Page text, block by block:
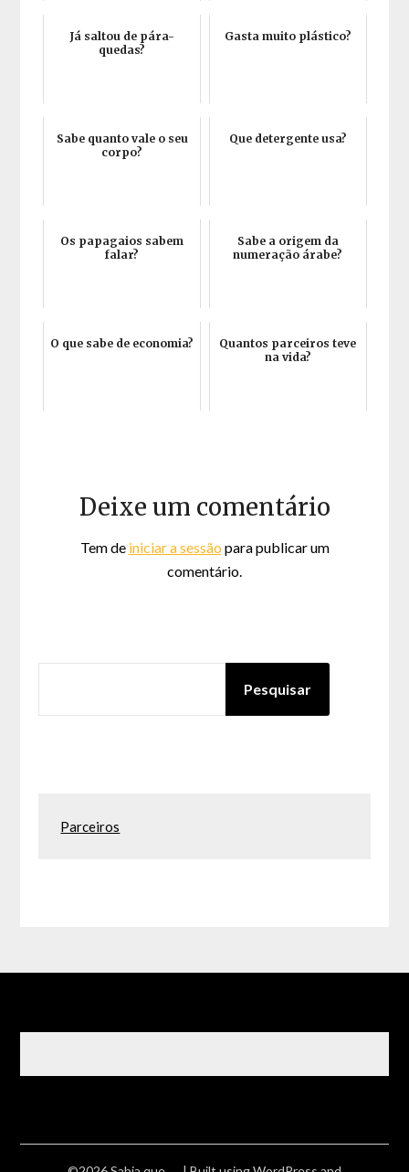
Já saltou de pára-
quedas?
Gasta muito plástico?
Sabe quanto vale o seu
corpo?
Que detergente usa?
Os papagaios sabem
falar?
Sabe a origem da
numeração árabe?
O que sabe de economia?
Quantos parceiros teve
na vida?
Deixe um comentário
Tem de iniciar a sessão para publicar um
comentário.
Pesquisar
Parceiros